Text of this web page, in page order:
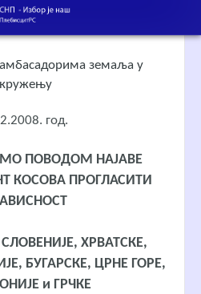
земаља у
год.
ПОВОДОМ НАЈАВЕ
КОСОВА ПРОГЛАСИТИ
ХРВАТСКЕ,
БУГАРСКЕ, ЦРНЕ ГОРЕ,
и ГРЧКЕ